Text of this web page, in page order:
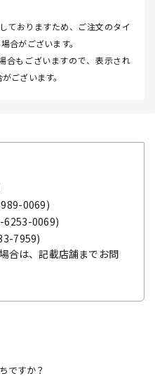
ておりますため、ご注文のタイ
合がございます。
合もございますので、表示され
ございます。
0069)
6253-0069)
7959)
合は、記載店舗までお問
ですか？